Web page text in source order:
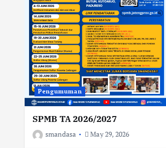
Pengumuman
SPMB TA 2026/2027
smandasa May 29, 2026